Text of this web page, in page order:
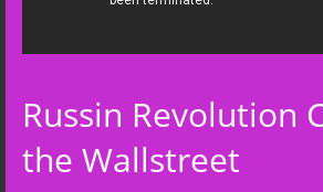
Russin Revolution
the Wallstreet